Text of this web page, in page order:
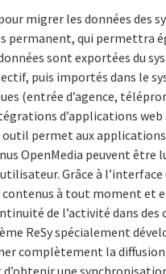
migrer les données des
permanent, qui permettra
sont exportées du
puis importés dans le
(entrée d’agence,
d’applications
permet aux
OpenMedia peuvent être
Grâce à
à tout moment et
de l’activité dans des
ReSy spécialement
complètement la
une